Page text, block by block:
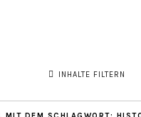
INHALTE FILTERN